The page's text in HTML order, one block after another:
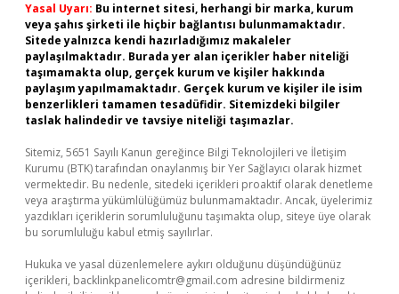
Yasal Uyarı: Bu internet sitesi, herhangi bir marka, kurum
veya şahıs şirketi ile hiçbir bağlantısı bulunmamaktadır.
Sitede yalnızca kendi hazırladığımız makaleler
paylaşılmaktadır. Burada yer alan içerikler haber niteliği
taşımamakta olup, gerçek kurum ve kişiler hakkında
paylaşım yapılmamaktadır. Gerçek kurum ve kişiler ile isim
benzerlikleri tamamen tesadüfidir. Sitemizdeki bilgiler
taslak halindedir ve tavsiye niteliği taşımazlar.
Sitemiz, 5651 Sayılı Kanun gereğince Bilgi Teknolojileri ve İletişim
Kurumu (BTK) tarafından onaylanmış bir Yer Sağlayıcı olarak hizmet
vermektedir. Bu nedenle, sitedeki içerikleri proaktif olarak denetleme
veya araştırma yükümlülüğümüz bulunmamaktadır. Ancak, üyelerimiz
yazdıkları içeriklerin sorumluluğunu taşımakta olup, siteye üye olarak
bu sorumluluğu kabul etmiş sayılırlar.
Hukuka ve yasal düzenlemelere aykırı olduğunu düşündüğünüz
içerikleri, backlinkpanelicomtr@gmail.com adresine bildirmeniz